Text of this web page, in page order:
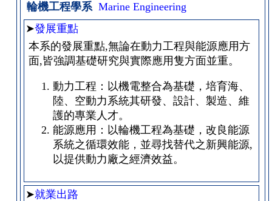
輪機工程學系 Marine Engineering
➤發展重點
本系的發展重點,無論在動力工程與能源應用方
面,皆強調基礎研究與實際應用隻方面並重。
動力工程：以機電整合為基礎，培育海、
陸、空動力系統其研發、設計、製造、維
護的專業人才。
能源應用：以輪機工程為基礎，改良能源
系統之循環效能，並尋找替代之新興能源,
以提供動力廠之經濟效益。
➤就業出路